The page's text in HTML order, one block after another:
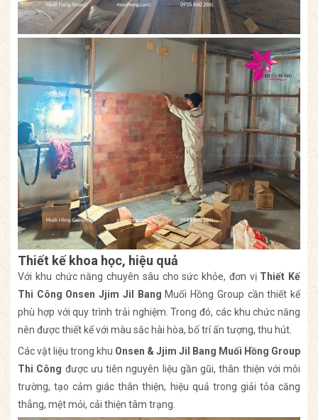
Thiết kế khoa học, hiệu quả
Với khu chức năng chuyên sâu cho sức khỏe, đơn vị Thiết Kế
Thi Công Onsen Jjim Jil Bang Muối Hồng Group cần thiết kế
phù hợp với quy trình trải nghiệm. Trong đó, các khu chức năng
nên được thiết kế với màu sắc hài hòa, bố trí ấn tượng, thu hút.
Các vật liệu trong khu Onsen & Jjim Jil Bang Muối Hồng Group
Thi Công được ưu tiên nguyên liệu gần gũi, thân thiện với môi
trường, tạo cảm giác thân thiện, hiệu quả trong giải tỏa căng
thẳng, mệt mỏi, cải thiện tâm trạng.